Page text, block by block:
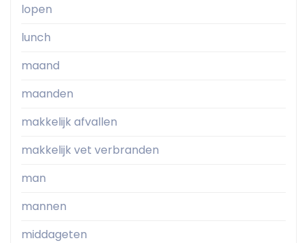
lopen
lunch
maand
maanden
makkelijk afvallen
makkelijk vet verbranden
man
mannen
middageten